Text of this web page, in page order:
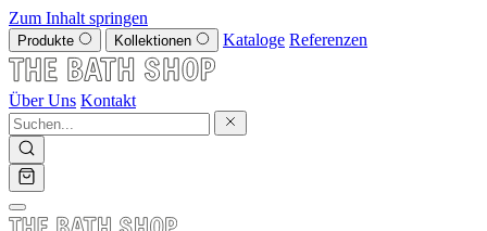
Zum Inhalt springen
Produkte Kollektionen Kataloge Referenzen
Über Uns Kontakt